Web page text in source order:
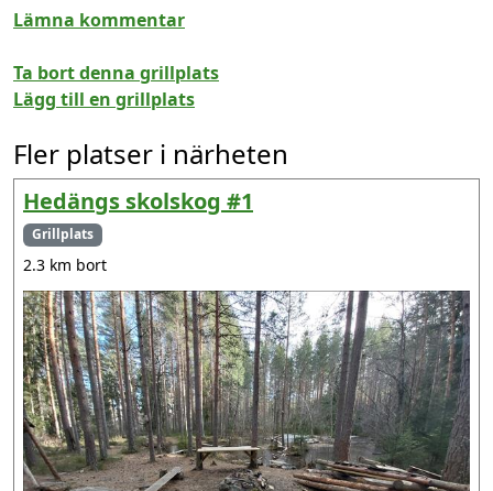
Lämna kommentar
Ta bort denna grillplats
Lägg till en grillplats
Fler platser i närheten
Hedängs skolskog #1
Grillplats
2.3 km bort